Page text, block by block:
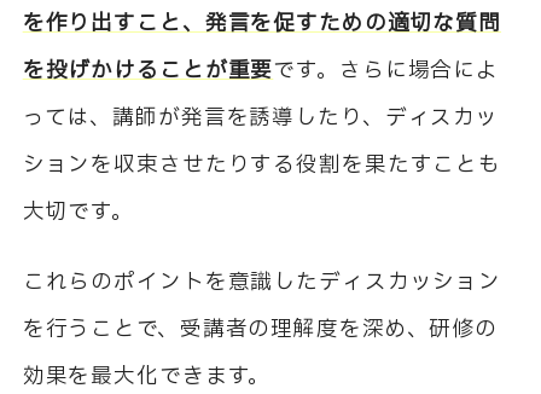
を作り出すこと、発言を促すための適切な質問
を投げかけることが重要です。さらに場合によ
っては、講師が発言を誘導したり、ディスカッ
ションを収束させたりする役割を果たすことも
大切です。
これらのポイントを意識したディスカッション
を行うことで、受講者の理解度を深め、研修の
効果を最大化できます。